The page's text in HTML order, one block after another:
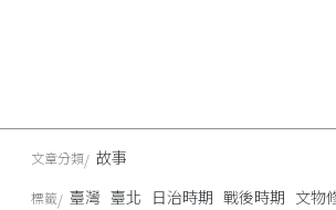
文章分類 故事
標籤 臺灣 臺北 日治時期 戰後時期 文物